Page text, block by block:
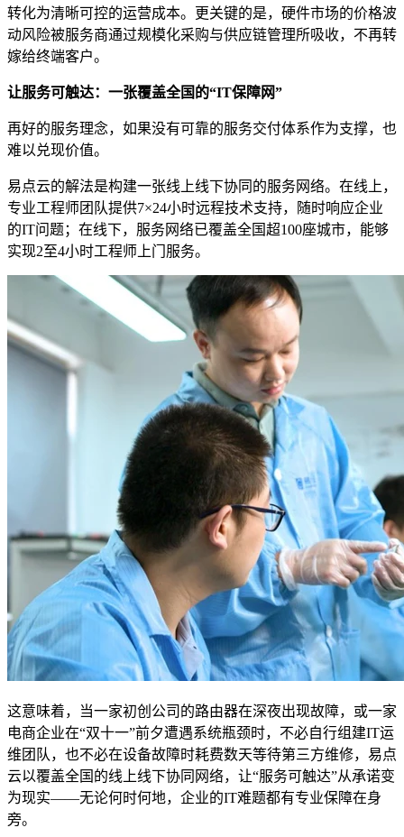
转化为清晰可控的运营成本。更关键的是，硬件市场的价格波
动风险被服务商通过规模化采购与供应链管理所吸收，不再转
嫁给终端客户。
让服务可触达：一张覆盖全国的“IT保障网”
再好的服务理念，如果没有可靠的服务交付体系作为支撑，也
难以兑现价值。
易点云的解法是构建一张线上线下协同的服务网络。在线上，
专业工程师团队提供7×24小时远程技术支持，随时响应企业
的IT问题；在线下，服务网络已覆盖全国超100座城市，能够
实现2至4小时工程师上门服务。
这意味着，当一家初创公司的路由器在深夜出现故障，或一家
电商企业在“双十一”前夕遭遇系统瓶颈时，不必自行组建IT运
维团队，也不必在设备故障时耗费数天等待第三方维修，易点
云以覆盖全国的线上线下协同网络，让“服务可触达”从承诺变
为现实——无论何时何地，企业的IT难题都有专业保障在身
旁。